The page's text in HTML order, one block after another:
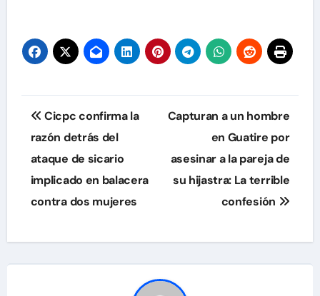
Navegación
de
entradas
Cicpc confirma la
razón detrás del
ataque de sicario
implicado en balacera
contra dos mujeres
Capturan a un hombre
en Guatire por
asesinar a la pareja de
su hijastra: La terrible
confesión